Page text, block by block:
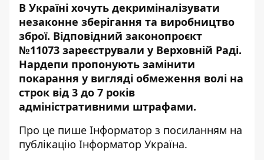
В Україні хочуть декриміналізувати
незаконне зберігання та виробництво
зброї. Відповідний законопроєкт
№11073 зареєстрували у Верховній Раді.
Нардепи пропонують замінити
покарання у вигляді обмеження волі на
строк від 3 до 7 років
адміністративними штрафами.
Про це пише Інформатор з посиланням на
публікацію Інформатор Україна.